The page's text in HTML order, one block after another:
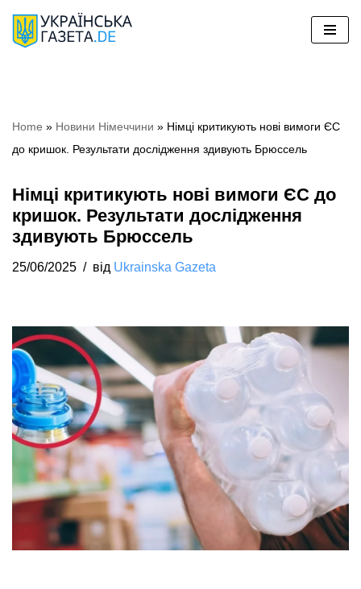
Перейти
Home » Новини Німеччини » Німці критикують нові вимоги ЄС
до кришок. Результати дослідження здивують Брюссель
Німці критикують нові вимоги ЄС до
кришок. Результати дослідження
здивують Брюссель
25/06/2025 від Ukrainska Gazeta